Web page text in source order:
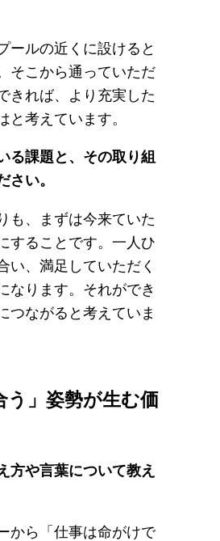
ールの近くに設けると
そこから通っていただ
きれば、より充実した
と考えています。
課題と、その取り組
さい。
も、まずは今来ていた
することです。一人ひ
い、満足していただく
なります。それができ
つながると考えていま
う」姿勢が生む価
や言葉について教え
から「仕事は命がけで